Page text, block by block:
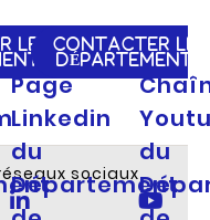
LE
CONTACTER LE
DÉPARTEMENT
sociaux
Page
Linkedin
du
Département
du